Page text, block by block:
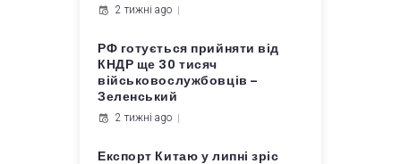
2 тижні ago
РФ готується прийняти від
КНДР ще 30 тисяч
військовослужбовців –
Зеленський
2 тижні ago
Експорт Китаю у липні зріс